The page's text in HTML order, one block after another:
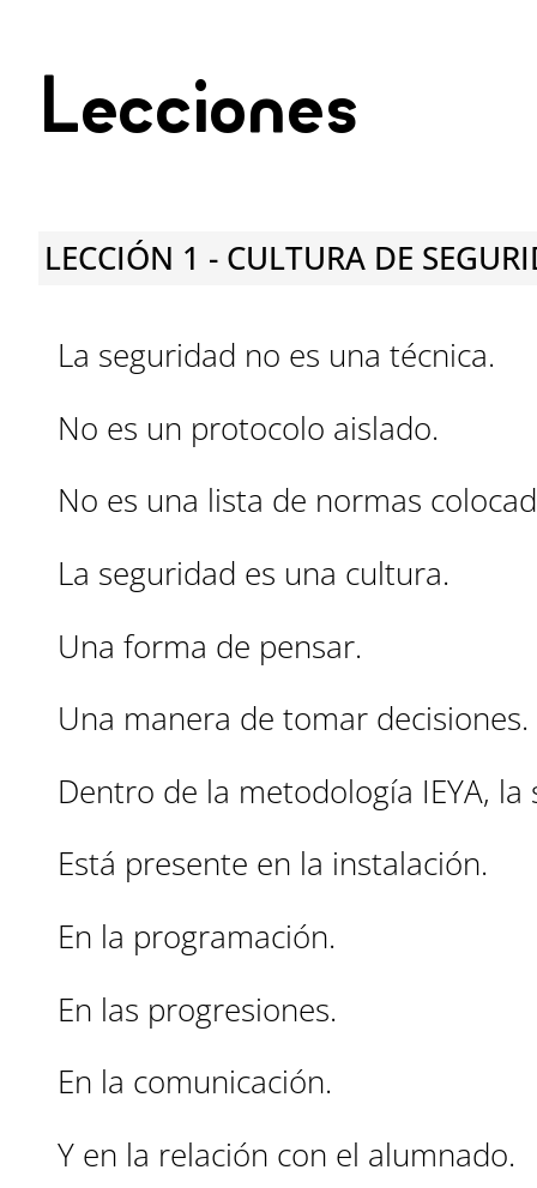
Lecciones
LECCIÓN 1 - CULTURA DE
La seguridad no es una técnica.
No es un protocolo aislado.
No es una lista de normas
La seguridad es una cultura.
Una forma de pensar.
Una manera de tomar decisiones.
Dentro de la metodología IEYA,
Está presente en la instalación.
En la programación.
En las progresiones.
En la comunicación.
Y en la relación con el alumnado.